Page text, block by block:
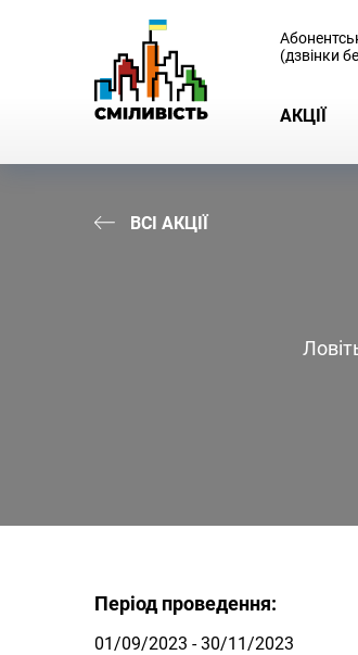
(дзвінки
АКЦІЇ
ВСІ АКЦІЇ
Період проведення:
01/09/2023 - 30/11/2023